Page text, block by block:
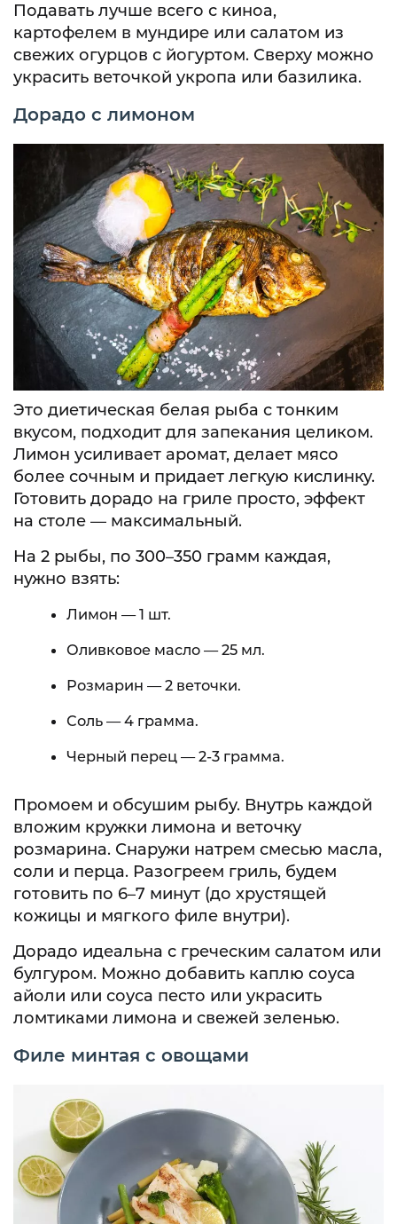
Подавать лучше всего с киноа,
картофелем в мундире или салатом из
свежих огурцов с йогуртом. Сверху можно
украсить веточкой укропа или базилика.
Дорадо с лимоном
Это диетическая белая рыба с тонким
вкусом, подходит для запекания целиком.
Лимон усиливает аромат, делает мясо
более сочным и придает легкую кислинку.
Готовить дорадо на гриле просто, эффект
на столе — максимальный.
На 2 рыбы, по 300–350 грамм каждая,
нужно взять:
Лимон — 1 шт.
Оливковое масло — 25 мл.
Розмарин — 2 веточки.
Соль — 4 грамма.
Черный перец — 2-3 грамма.
Промоем и обсушим рыбу. Внутрь каждой
вложим кружки лимона и веточку
розмарина. Снаружи натрем смесью масла,
соли и перца. Разогреем гриль, будем
готовить по 6–7 минут (до хрустящей
кожицы и мягкого филе внутри).
Дорадо идеальна с греческим салатом или
булгуром. Можно добавить каплю соуса
айоли или соуса песто или украсить
ломтиками лимона и свежей зеленью.
Филе минтая с овощами